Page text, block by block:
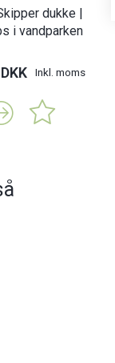
dukke |
i vandparken
Inkl. moms